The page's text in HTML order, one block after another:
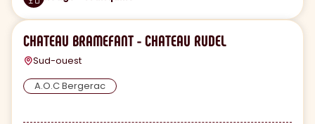
CHATEAU BRAMEFANT - CHATEAU RUDEL
Sud-ouest
A.O.C Bergerac